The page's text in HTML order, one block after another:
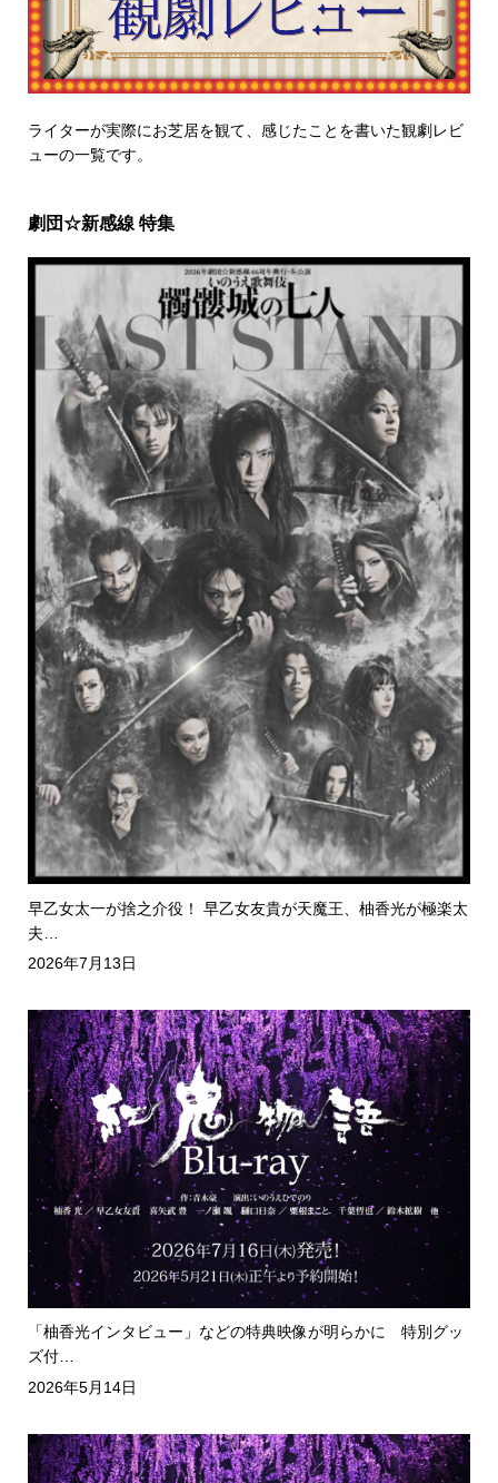
ライターが実際にお芝居を観て、感じたことを書いた観劇レビ
ューの一覧です。
劇団☆新感線 特集
早乙女太一が捨之介役！ 早乙女友貴が天魔王、柚香光が極楽太
夫…
2026年7月13日
「柚香光インタビュー」などの特典映像が明らかに 特別グッ
ズ付…
2026年5月14日